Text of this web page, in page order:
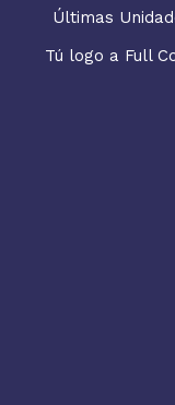
Últimas
Tú logo a Full